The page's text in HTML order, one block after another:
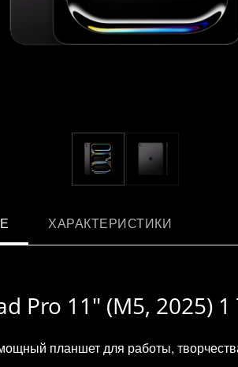
ХАРАКТЕРИСТИКИ
Pro 11" (M5, 2025) 1
планшет для работы,